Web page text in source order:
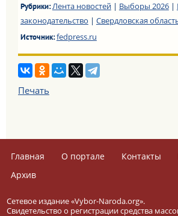
Рубрики:Лента новостей| Выборы 2026|
законодательство | Свердловская
Источник:fedpress.ru
Печать
Главная О портале Контакты
Архив
Сетевое издание «Vybor-Naroda.org».
Свидетельство о регистрации средства